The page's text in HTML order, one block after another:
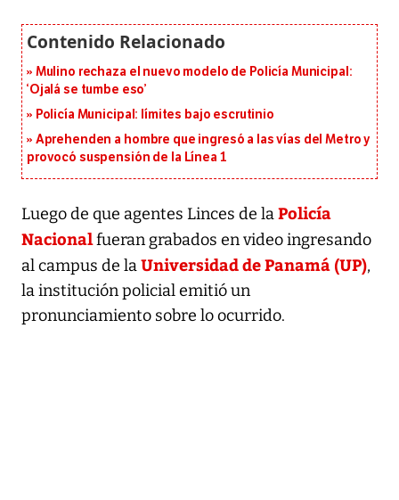
Mulino rechaza el nuevo modelo de Policía Municipal:
‘Ojalá se tumbe eso’
Policía Municipal: límites bajo escrutinio
Aprehenden a hombre que ingresó a las vías del Metro y
provocó suspensión de la Línea 1
Luego de que agentes Linces de laPolicía
Nacionalfueran grabados en video ingresando
al campus de laUniversidad de Panamá (UP),
la institución policial emitió un
pronunciamiento sobre lo ocurrido.